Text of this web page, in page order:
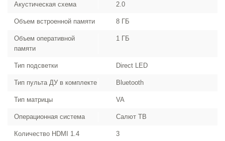
Акустическая схема 2.0
Объем встроенной памяти 8 ГБ
Объем оперативной
памяти
1 ГБ
Тип подсветки Direct LED
Тип пульта ДУ в комплекте Bluetooth
Тип матрицы VA
Операционная система Салют ТВ
Количество HDMI 1.4 3